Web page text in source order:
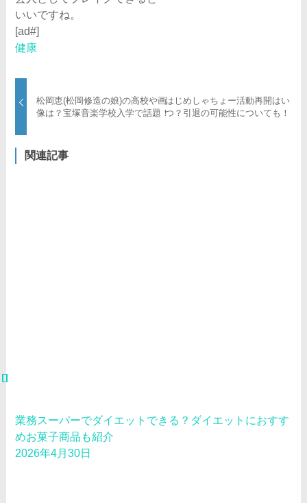
いいですね。
[ad#]
健康
松岡恵(松岡修造の娘)の高校や画
像は？宝塚音楽学校入学で話題！
はじめしゃちょー活動再開はい
つ？引退の可能性についても！
関連記事
業務スーパーでダイエットできる？ダイエットにおすす
めお菓子商品も紹介
2026年4月30日